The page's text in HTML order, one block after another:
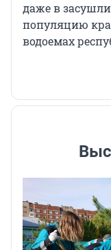
даже в
популяцию
водоемах